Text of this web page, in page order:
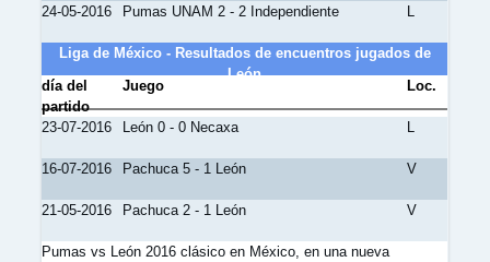
24-05-2016 Pumas UNAM 2 - 2 Independiente L
Liga de México - Resultados de encuentros jugados de
León
día del
partido
Juego Loc.
23-07-2016 León 0 - 0 Necaxa L
16-07-2016 Pachuca 5 - 1 León V
21-05-2016 Pachuca 2 - 1 León V
Pumas vs León 2016 clásico en México, en una nueva